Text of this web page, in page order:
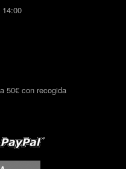
50€ con recogida